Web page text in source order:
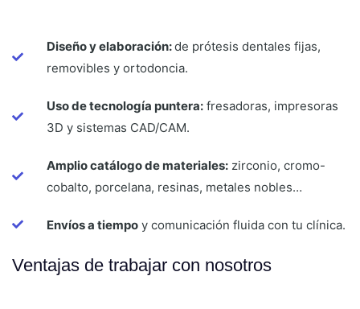
Diseño y elaboración:de prótesis dentales fijas,
removibles y ortodoncia.
Uso de tecnología puntera:fresadoras, impresoras
3D y sistemas CAD/CAM.
Amplio catálogo de materiales:zirconio, cromo-
cobalto, porcelana, resinas, metales nobles…
Envíos a tiempoy comunicación fluida con tu clínica.
Ventajas de trabajar con nosotros